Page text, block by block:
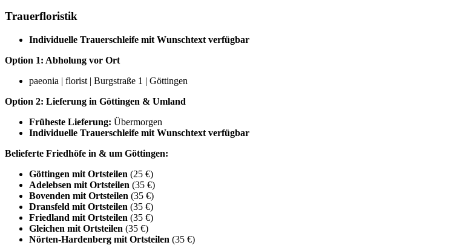
Trauerfloristik
Individuelle Trauerschleife mit Wunschtext verfügbar
Option 1: Abholung vor Ort
paeonia | florist | Burgstraße 1 | Göttingen
Option 2: Lieferung in Göttingen & Umland
Früheste Lieferung: Übermorgen
Individuelle Trauerschleife mit Wunschtext verfügbar
Belieferte Friedhöfe in & um Göttingen:
Göttingen mit Ortsteilen (25 €)
Adelebsen mit Ortsteilen (35 €)
Bovenden mit Ortsteilen (35 €)
Dransfeld mit Ortsteilen (35 €)
Friedland mit Ortsteilen (35 €)
Gleichen mit Ortsteilen (35 €)
Nörten-Hardenberg mit Ortsteilen (35 €)